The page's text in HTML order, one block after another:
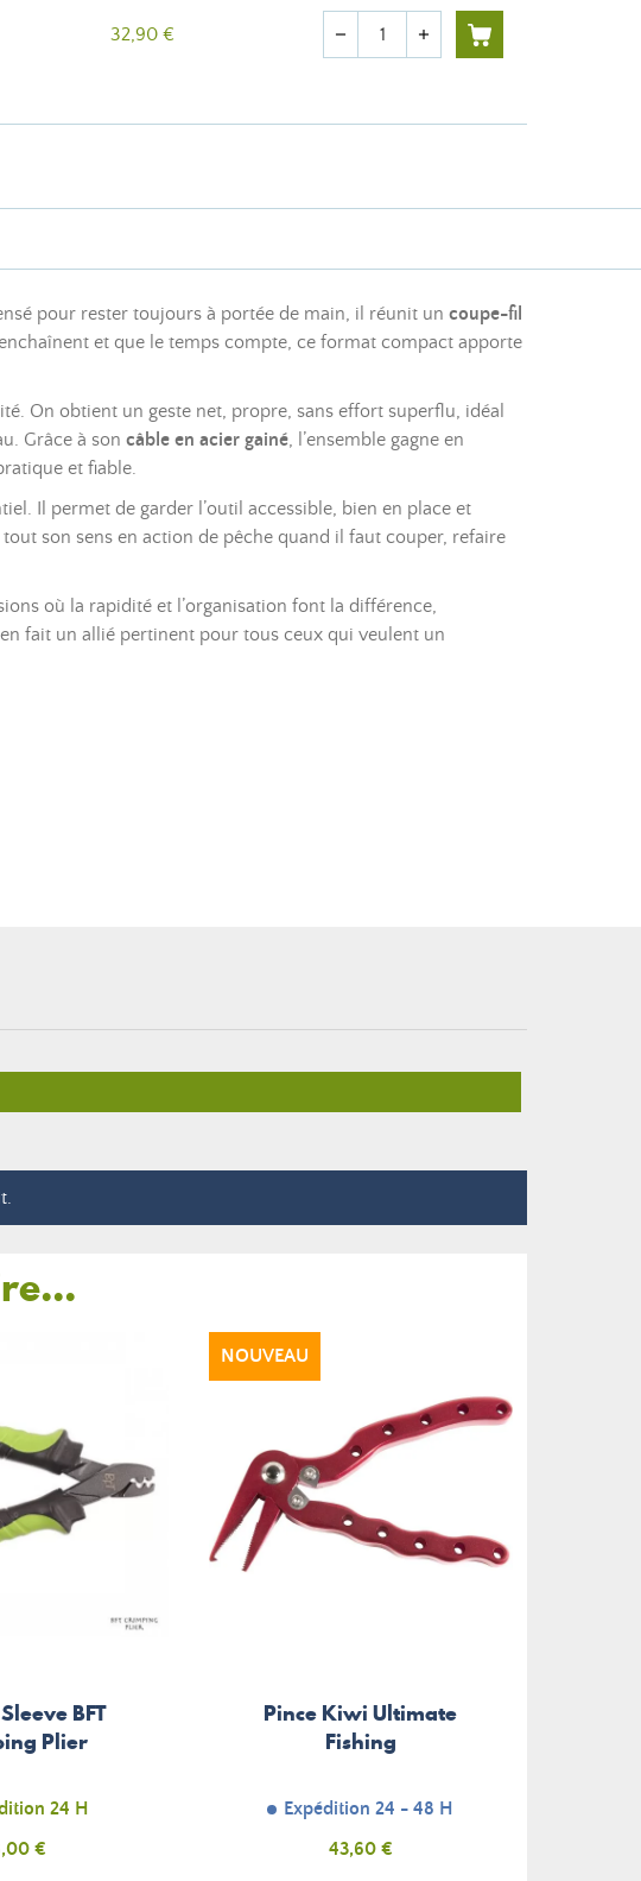
32,90 € Quantité
remove add
pour rester toujours à portée de main, il réunit un coupe-fil
et que le temps compte, ce format compact apporte
On obtient un geste net, propre, sans effort superflu, idéal
Grâce à son câble en acier gainé, l’ensemble gagne en
et fiable.
Il permet de garder l’outil accessible, bien en place et
son sens en action de pêche quand il faut couper, refaire
où la rapidité et l’organisation font la différence,
fait un allié pertinent pour tous ceux qui veulent un
BFT
Plier
24 H
€
Pince Kiwi Ultimate
Fishing
Expédition 24 - 48 H
Prix
43,60 €
NOUVEAU